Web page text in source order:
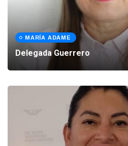
MARÍA ADAME
Delegada Guerrero